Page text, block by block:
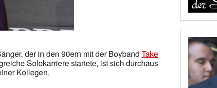
der in den 90ern mit der Boyband Take
Solokarriere startete, ist sich durchaus
Kollegen.